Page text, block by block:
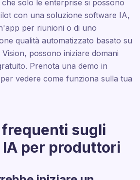
solo le enterprise si possono
con una soluzione software IA,
per riunioni o di uno
qualità automatizzato basato su
possono iniziare domani
Prenota una demo in
vedere come funziona sulla tua
frequenti sugli
per produttori